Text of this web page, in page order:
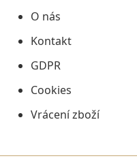
O nás
Kontakt
GDPR
Cookies
Vrácení zboží